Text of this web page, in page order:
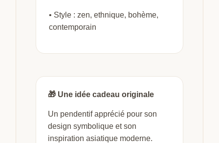
• Style : zen, ethnique, bohème,
contemporain
🎁 Une idée cadeau originale
Un pendentif apprécié pour son
design symbolique et son
inspiration asiatique moderne.